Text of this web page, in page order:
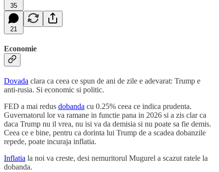
35
21
Economie
Dovada clara ca ceea ce spun de ani de zile e adevarat: Trump e
anti-rusia. Si economic si politic.
FED a mai redus dobanda cu 0.25% ceea ce indica prudenta.
Guvernatorul lor va ramane in functie pana in 2026 si a zis clar ca
daca Trump nu il vrea, nu isi va da demisia si nu poate sa fie demis.
Ceea ce e bine, pentru ca dorinta lui Trump de a scadea dobanzile
repede, poate incuraja inflatia.
Inflatia la noi va creste, desi nemuritorul Mugurel a scazut ratele la
dobanda.